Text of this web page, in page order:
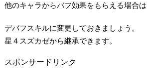
他のキャラからバフ効果をもらえる場合は
デバフスキルに変更しておきましょう。
星４スズカゼから継承できます。
スポンサードリンク